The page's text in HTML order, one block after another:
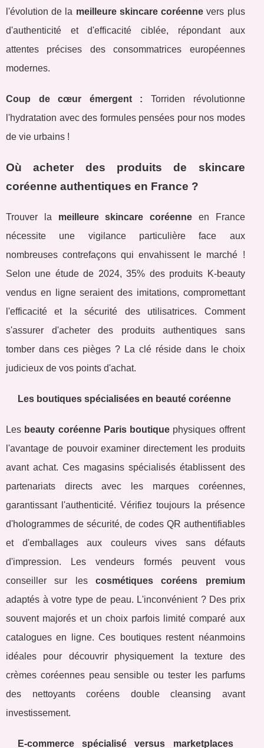
l'évolution de la meilleure skincare coréenne vers plus
d'authenticité et d'efficacité ciblée, répondant aux
attentes précises des consommatrices européennes
modernes.
Coup de cœur émergent : Torriden révolutionne
l'hydratation avec des formules pensées pour nos modes
de vie urbains !
Où acheter des produits de skincare
coréenne authentiques en France ?
Trouver la meilleure skincare coréenne en France
nécessite une vigilance particulière face aux
nombreuses contrefaçons qui envahissent le marché !
Selon une étude de 2024, 35% des produits K-beauty
vendus en ligne seraient des imitations, compromettant
l'efficacité et la sécurité des utilisatrices. Comment
s'assurer d'acheter des produits authentiques sans
tomber dans ces pièges ? La clé réside dans le choix
judicieux de vos points d'achat.
Les boutiques spécialisées en beauté coréenne
Les beauty coréenne Paris boutique physiques offrent
l'avantage de pouvoir examiner directement les produits
avant achat. Ces magasins spécialisés établissent des
partenariats directs avec les marques coréennes,
garantissant l'authenticité. Vérifiez toujours la présence
d'hologrammes de sécurité, de codes QR authentifiables
et d'emballages aux couleurs vives sans défauts
d'impression. Les vendeurs formés peuvent vous
conseiller sur les cosmétiques coréens premium
adaptés à votre type de peau. L'inconvénient ? Des prix
souvent majorés et un choix parfois limité comparé aux
catalogues en ligne. Ces boutiques restent néanmoins
idéales pour découvrir physiquement la texture des
crèmes coréennes peau sensible ou tester les parfums
des nettoyants coréens double cleansing avant
investissement.
E-commerce spécialisé versus marketplaces